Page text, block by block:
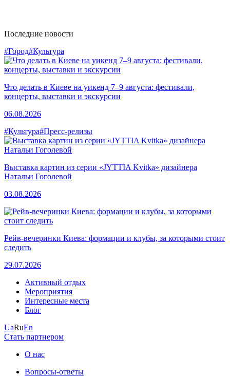
Последние новости
#Город#Культура
Что делать в Киеве на уикенд 7–9 августа: фестивали,
концерты, выставки и экскурсии
06.08.2026
#Культура#Пресс-релизы
Выставка картин из серии «JYTTIA Kvitka» дизайнера
Натальи Гоголевой
03.08.2026
Рейв-вечеринки Киева: формации и клубы, за которыми стоит
следить
29.07.2026
Активный отдых
Мероприятия
Интересные места
Блог
UaRuEn
Стать партнером
О нас
Вопросы-ответы